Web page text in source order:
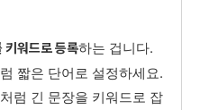
키워드로 등록하는 겁니다.
짧은 단어로 설정하세요.
럼 긴 문장을 키워드로 잡